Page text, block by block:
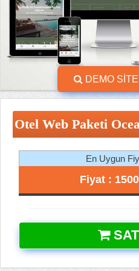
DEMO
Otel Web Paketi
En Uygun
Fiyat :